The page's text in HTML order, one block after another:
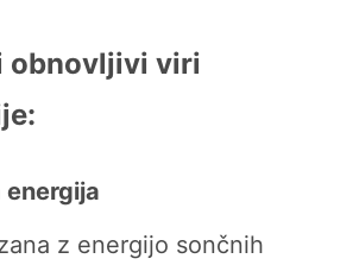
obnovljivi viri
energija
z energijo sončnih